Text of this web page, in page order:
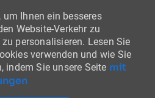
Ihnen ein besseres
Website-Verkehr zu
personalisieren. Lesen Sie
verwenden und wie Sie
indem Sie unsere Seite mit